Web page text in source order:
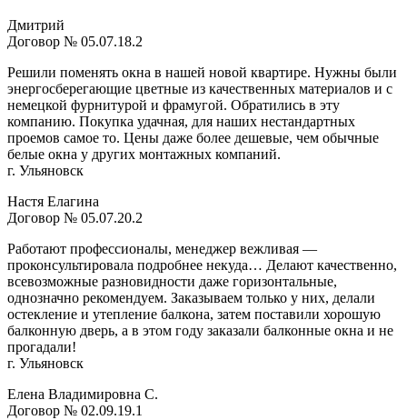
Дмитрий
Договор № 05.07.18.2
Решили поменять окна в нашей новой квартире. Нужны были
энергосберегающие цветные из качественных материалов и с
немецкой фурнитурой и фрамугой. Обратились в эту
компанию. Покупка удачная, для наших нестандартных
проемов самое то. Цены даже более дешевые, чем обычные
белые окна у других монтажных компаний.
г. Ульяновск
Настя Елагина
Договор № 05.07.20.2
Работают профессионалы, менеджер вежливая —
проконсультировала подробнее некуда… Делают качественно,
всевозможные разновидности даже горизонтальные,
однозначно рекомендуем. Заказываем только у них, делали
остекление и утепление балкона, затем поставили хорошую
балконную дверь, а в этом году заказали балконные окна и не
прогадали!
г. Ульяновск
Елена Владимировна С.
Договор № 02.09.19.1